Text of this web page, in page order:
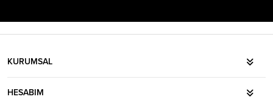
KURUMSAL
HESABIM